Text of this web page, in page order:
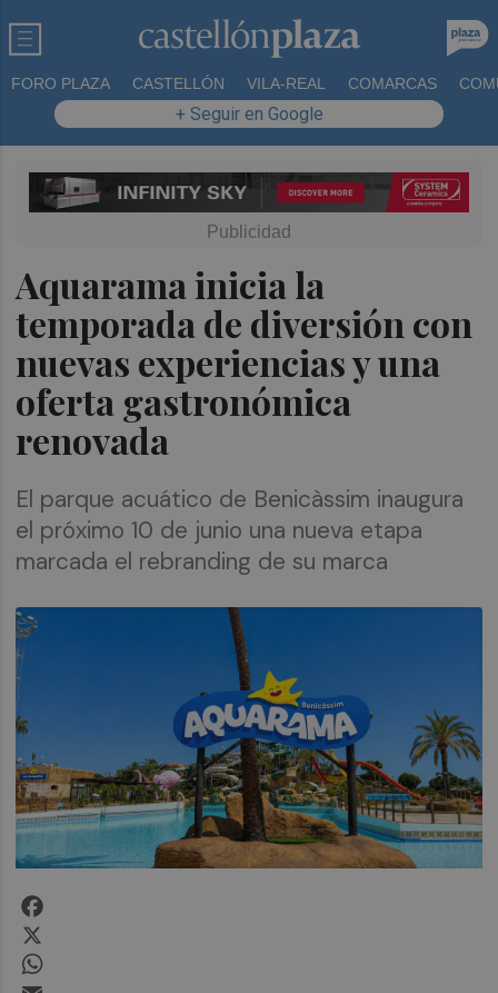
FORO PLAZA CASTELLÓN VILA-REAL COMARCAS
+ Seguir en Google
Aquarama inicia la
temporada de diversión con
nuevas experiencias y una
oferta gastronómica
renovada
El parque acuático de Benicàssim inaugura
el próximo 10 de junio una nueva etapa
marcada el rebranding de su marca